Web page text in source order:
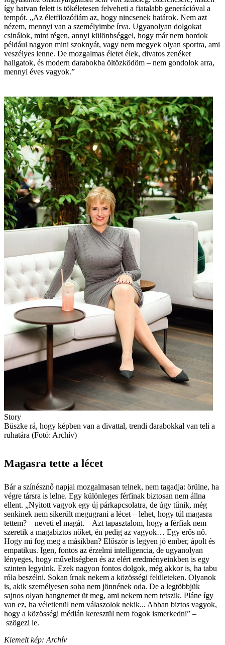
így hatvan felett is tökéletesen felveheti a fiatalabb generációval a
tempót. „Az életfilozófiám az, hogy nincsenek határok. Nem azt
nézem, mennyi van a személyimbe írva. Ugyanolyan dolgokat
csinálok, mint régen, annyi különbséggel, hogy már nem hordok
például nagyon mini szoknyát, vagy nem megyek olyan sportra, ami
veszélyes lenne. De mozgalmas életet élek, divatos zenéket
hallgatok, és modern darabokba öltözködöm – nem gondolok arra,
mennyi éves vagyok.”
Story
Büszke rá, hogy képben van a divattal, trendi darabokkal van teli a
ruhatára (Fotó: Archív)
Magasra tette a lécet
Bár a színésznő napjai mozgalmasan telnek, nem tagadja: örülne, ha
végre társra is lelne. Egy különleges férfinak biztosan nem állna
ellent. „Nyitott vagyok egy új párkapcsolatra, de úgy tűnik, még
senkinek nem sikerült megugrani a lécet – lehet, hogy túl magasra
tettem? – neveti el magát. – Azt tapasztalom, hogy a férfiak nem
szeretik a magabiztos nőket, én pedig az vagyok… Egy erős nő.
Hogy mi fog meg a másikban? Először is legyen jó ember, ápolt és
empatikus. Igen, fontos az érzelmi intelligencia, de ugyanolyan
lényeges, hogy műveltségben és az elért eredményeinkben is egy
szinten legyünk. Ezek nagyon fontos dolgok, még akkor is, ha tabu
róla beszélni. Sokan írnak nekem a közösségi felületeken. Olyanok
is, akik személyesen soha nem jönnének oda. De a legtöbbjük
sajnos olyan hangnemet üt meg, ami nekem nem tetszik. Pláne így
van ez, ha véletlenül nem válaszolok nekik... Abban biztos vagyok,
hogy a közösségi médián keresztül nem fogok ismerkedni” –
szögezi le.
Kiemelt kép: Archív